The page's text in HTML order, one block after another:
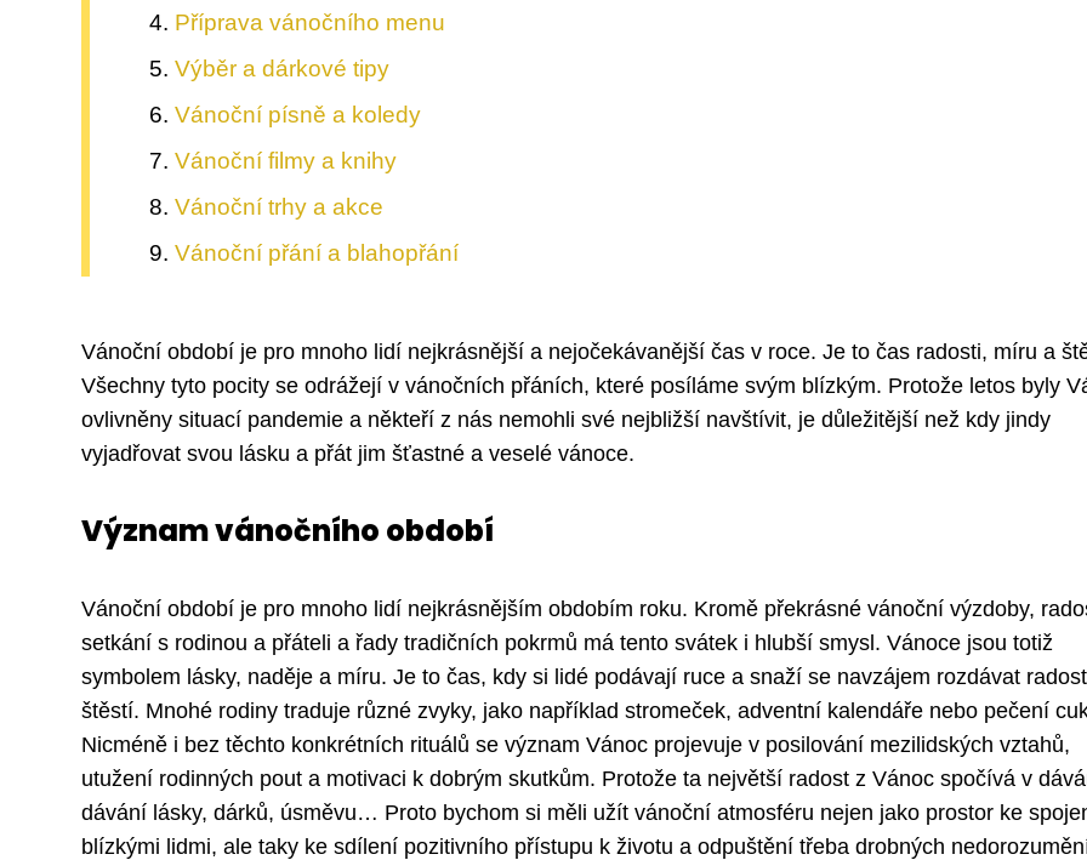
Příprava vánočního menu
Výběr a dárkové tipy
Vánoční písně a koledy
Vánoční filmy a knihy
Vánoční trhy a akce
Vánoční přání a blahopřání
Vánoční období je pro mnoho lidí nejkrásnější a nejočekávanější čas v roce. Je to čas radosti, míru a
Všechny tyto pocity se odrážejí v vánočních přáních, které posíláme svým blízkým. Protože letos byly
ovlivněny situací pandemie a někteří z nás nemohli své nejbližší navštívit, je důležitější než kdy jindy
vyjadřovat svou lásku a přát jim šťastné a veselé vánoce.
Význam vánočního období
Vánoční období je pro mnoho lidí nejkrásnějším obdobím roku. Kromě překrásné vánoční výzdoby,
setkání s rodinou a přáteli a řady tradičních pokrmů má tento svátek i hlubší smysl. Vánoce jsou totiž
symbolem lásky, naděje a míru. Je to čas, kdy si lidé podávají ruce a snaží se navzájem rozdávat
štěstí. Mnohé rodiny traduje různé zvyky, jako například stromeček, adventní kalendáře nebo pečení
Nicméně i bez těchto konkrétních rituálů se význam Vánoc projevuje v posilování mezilidských vztahů,
utužení rodinných pout a motivaci k dobrým skutkům. Protože ta největší radost z Vánoc spočívá v
dávání lásky, dárků, úsměvu… Proto bychom si měli užít vánoční atmosféru nejen jako prostor ke
blízkými lidmi, ale taky ke sdílení pozitivního přístupu k životu a odpuštění třeba drobných